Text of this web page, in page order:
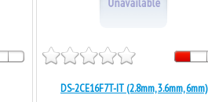
DS-2CE16F7T-IT (2.8mm, 3.6mm, 6mm)